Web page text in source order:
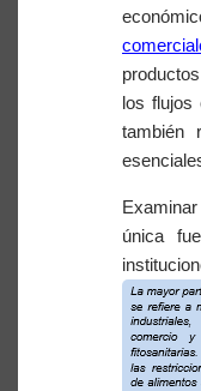
los flujos
también
única